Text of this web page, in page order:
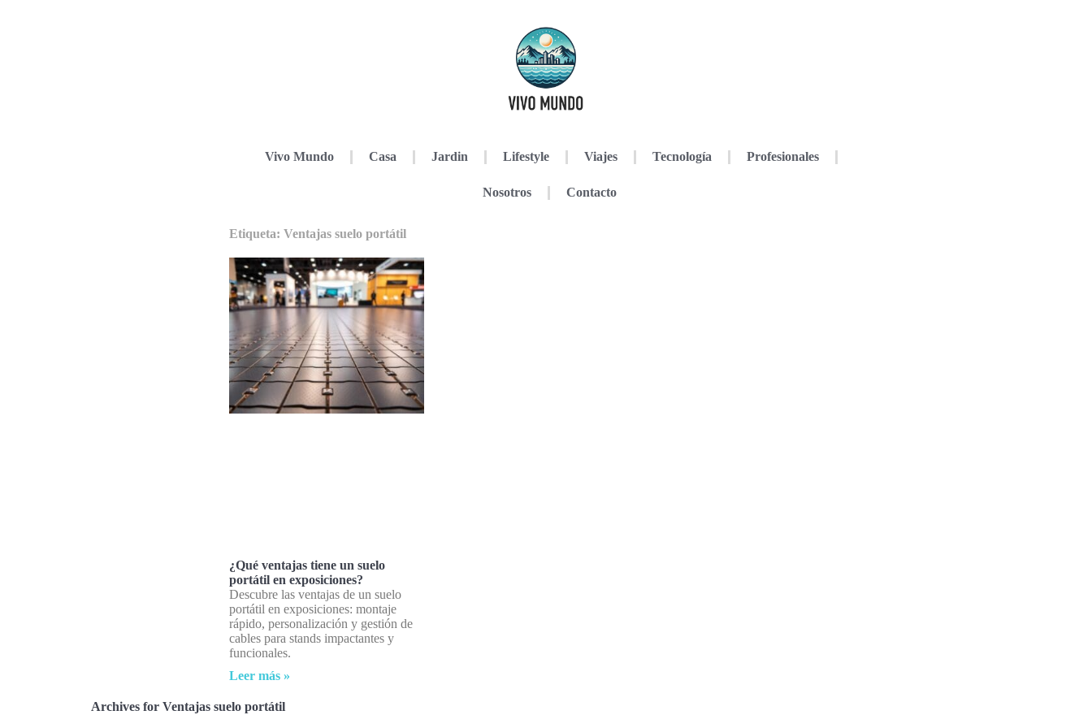
Vivo Mundo Casa Jardin Lifestyle Viajes Tecnología Profesionales
Nosotros Contacto
Etiqueta: Ventajas suelo portátil
¿Qué ventajas tiene un suelo
portátil en exposiciones?
Descubre las ventajas de un suelo
portátil en exposiciones: montaje
rápido, personalización y gestión de
cables para stands impactantes y
funcionales.
Leer más »
Archives for Ventajas suelo portátil